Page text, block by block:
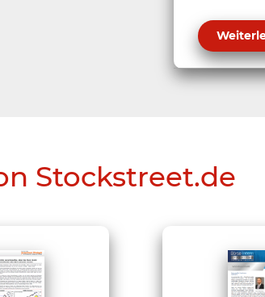
Stockstreet.de